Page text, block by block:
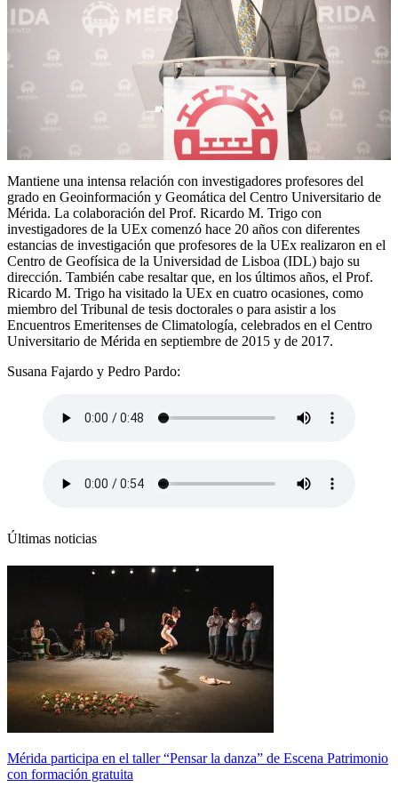
Mantiene una intensa relación con investigadores profesores del
grado en Geoinformación y Geomática del Centro Universitario de
Mérida. La colaboración del Prof. Ricardo M. Trigo con
investigadores de la UEx comenzó hace 20 años con diferentes
estancias de investigación que profesores de la UEx realizaron en el
Centro de Geofísica de la Universidad de Lisboa (IDL) bajo su
dirección. También cabe resaltar que, en los últimos años, el Prof.
Ricardo M. Trigo ha visitado la UEx en cuatro ocasiones, como
miembro del Tribunal de tesis doctorales o para asistir a los
Encuentros Emeritenses de Climatología, celebrados en el Centro
Universitario de Mérida en septiembre de 2015 y de 2017.
Susana Fajardo y Pedro Pardo:
Últimas noticias
Mérida participa en el taller “Pensar la danza” de Escena Patrimonio
con formación gratuita